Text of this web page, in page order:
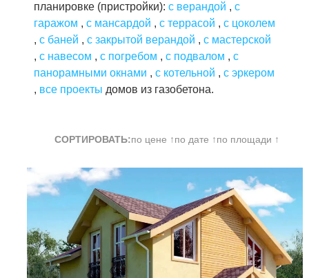
планировке (пристройки): с верандой , с
гаражом , с мансардой , с террасой , с цоколем
, с баней , с закрытой верандой , с мастерской
, с навесом , с погребом , с подвалом , с
панорамными окнами , с котельной , с эркером
, все проекты домов из газобетона.
СОРТИРОВАТЬ:по цене ↑по дате ↑по площади ↑